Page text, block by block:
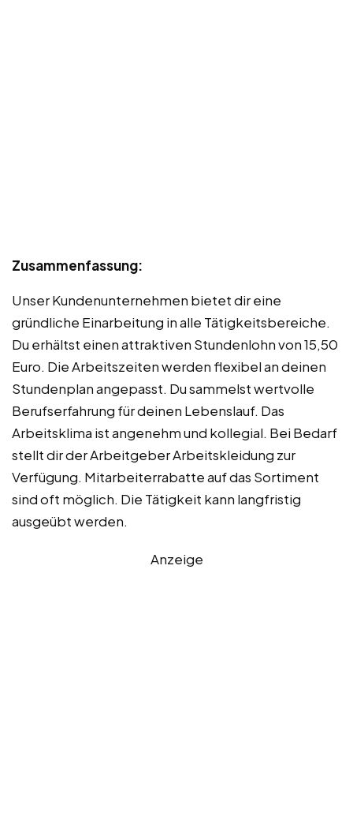
Zusammenfassung:
Unser Kundenunternehmen bietet dir eine
gründliche Einarbeitung in alle Tätigkeitsbereiche.
Du erhältst einen attraktiven Stundenlohn von 15,50
Euro. Die Arbeitszeiten werden flexibel an deinen
Stundenplan angepasst. Du sammelst wertvolle
Berufserfahrung für deinen Lebenslauf. Das
Arbeitsklima ist angenehm und kollegial. Bei Bedarf
stellt dir der Arbeitgeber Arbeitskleidung zur
Verfügung. Mitarbeiterrabatte auf das Sortiment
sind oft möglich. Die Tätigkeit kann langfristig
ausgeübt werden.
Anzeige